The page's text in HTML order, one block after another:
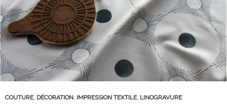
COUTURE, DÉCORATION, IMPRESSION TEXTILE, LINOGRAVURE